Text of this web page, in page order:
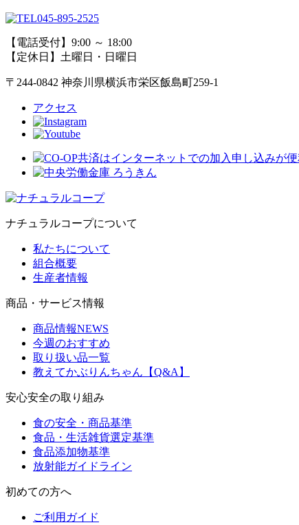
045-895-2525
【電話受付】9:00 ～ 18:00
【定休日】土曜日・日曜日
〒244-0842 神奈川県横浜市栄区飯島町259-1
アクセス
ナチュラルコープについて
私たちについて
組合概要
生産者情報
商品・サービス情報
商品情報NEWS
今週のおすすめ
取り扱い品一覧
教えてかぶりんちゃん【Q&A】
安心安全の取り組み
食の安全・商品基準
食品・生活雑貨選定基準
食品添加物基準
放射能ガイドライン
初めての方へ
ご利用ガイド